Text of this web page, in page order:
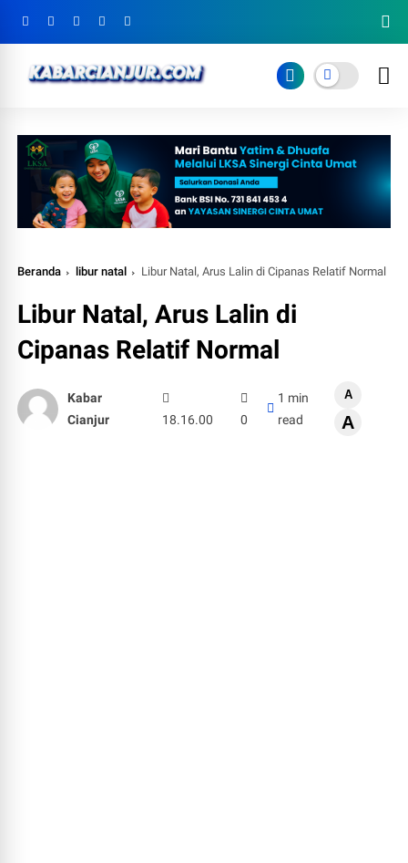
Beranda libur natal Libur Natal, Arus Lalin di Cipanas Relatif Normal
Libur Natal, Arus Lalin di
Cipanas Relatif Normal
Kabar
Cianjur
18.16.00 0
1 min
read
A
A